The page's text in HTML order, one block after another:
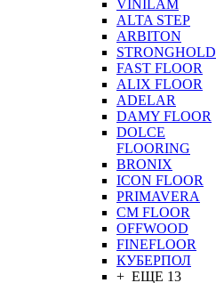
VINILAM
ALTA STEP
ARBITON
STRONGHOLD
FAST FLOOR
ALIX FLOOR
ADELAR
DAMY FLOOR
DOLCE
FLOORING
BRONIX
ICON FLOOR
PRIMAVERA
CM FLOOR
OFFWOOD
FINEFLOOR
КУБЕРПОЛ
+ ЕЩЕ 13